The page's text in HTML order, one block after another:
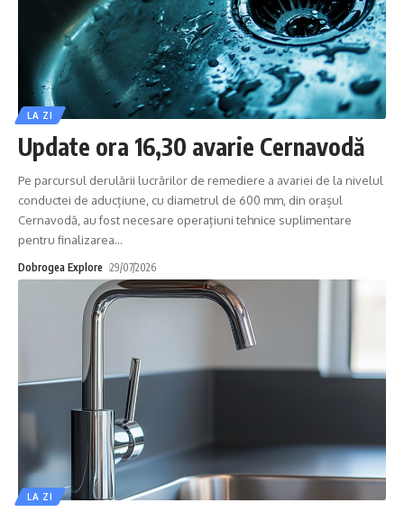
LA ZI
Update ora 16,30 avarie Cernavodă
Pe parcursul derulării lucrărilor de remediere a avariei de la nivelul
conductei de aducțiune, cu diametrul de 600 mm, din orașul
Cernavodă, au fost necesare operațiuni tehnice suplimentare
pentru finalizarea…
Dobrogea Explore 29/07/2026
LA ZI